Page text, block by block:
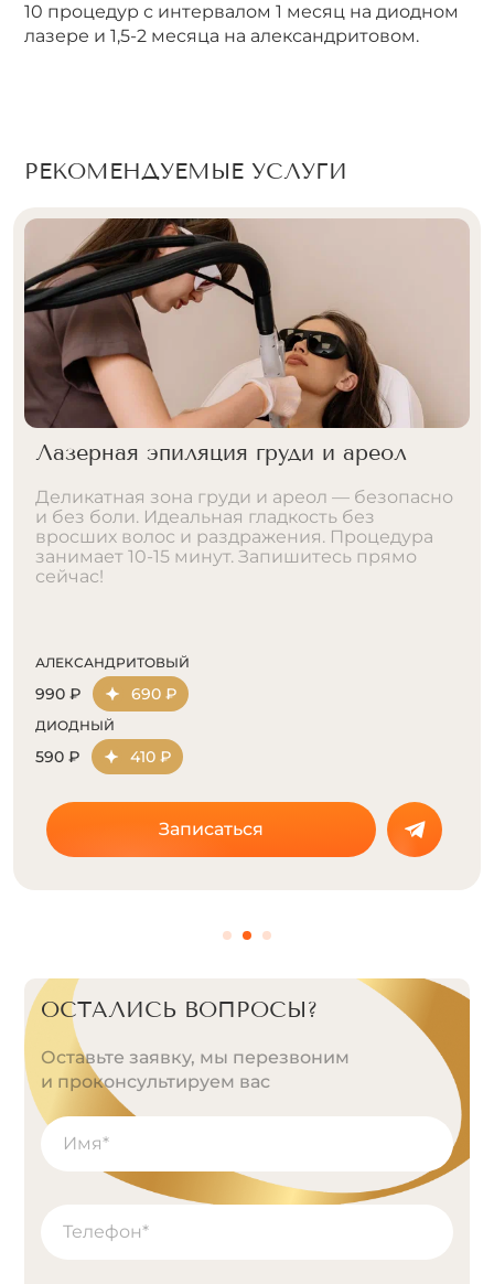
10 процедур с интервалом 1 месяц на диодном
лазере и 1,5-2 месяца на александритовом.
РЕКОМЕНДУЕМЫЕ УСЛУГИ
Эпиляция груди у мужчин
Мужская грудь без лишней растительности.
Лазер удаляет даже самые жёсткие тёмные
волосы. Никакой щетины через день,
никаких врастаний. Чистота, гигиена и
эстетика. Запишитесь прямо сейчас!
АЛЕКСАНДРИТОВЫЙ
4290 ₽ 3000 ₽
ДИОДНЫЙ
2690 ₽ 1880 ₽
Записаться
ОСТАЛИСЬ ВОПРОСЫ?
Оставьте заявку, мы перезвоним
и проконсультируем вас